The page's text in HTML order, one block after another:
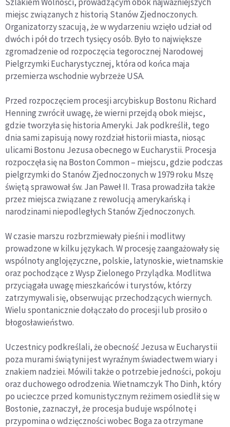
Waszyngtonie obok
Białego Domu
miejsc związanych z historią Stanów Zjednoczonych.
Organizatorzy szacują, że w wydarzeniu wzięło udział od
dwóch i pół do trzech tysięcy osób. Było to największe
zgromadzenie od rozpoczęcia tegorocznej Narodowej
Pielgrzymki Eucharystycznej, która od końca maja
przemierza wschodnie wybrzeże USA.
Przed rozpoczęciem procesji arcybiskup Bostonu Richard
Henning zwrócił uwagę, że wierni przejdą obok miejsc,
gdzie tworzyła się historia Ameryki. Jak podkreślił, tego
dnia sami zapisują nowy rozdział historii miasta, niosąc
ulicami Bostonu Jezusa obecnego w Eucharystii. Procesja
rozpoczęła się na Boston Common – miejscu, gdzie podczas
pielgrzymki do Stanów Zjednoczonych w 1979 roku Mszę
świętą sprawował św. Jan Paweł II. Trasa prowadziła także
przez miejsca związane z rewolucją amerykańską i
narodzinami niepodległych Stanów Zjednoczonych.
W czasie marszu rozbrzmiewały pieśni i modlitwy
prowadzone w kilku językach. W procesję zaangażowały się
wspólnoty anglojęzyczne, polskie, latynoskie, wietnamskie
oraz pochodzące z Wysp Zielonego Przylądka. Modlitwa
przyciągała uwagę mieszkańców i turystów, którzy
zatrzymywali się, obserwując przechodzących wiernych.
Wielu spontanicznie dołączało do procesji lub prosiło o
błogosławieństwo.
Uczestnicy podkreślali, że obecność Jezusa w Eucharystii
poza murami świątyni jest wyraźnym świadectwem wiary i
znakiem nadziei. Mówili także o potrzebie jedności, pokoju
oraz duchowego odrodzenia. Wietnamczyk Tho Dinh, który
po ucieczce przed komunistycznym reżimem osiedlił się w
Bostonie, zaznaczył, że procesja buduje wspólnotę i
przypomina o wdzięczności wobec Boga za otrzymane